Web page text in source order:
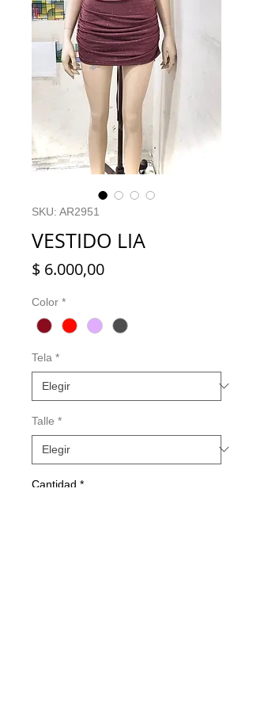
SKU: AR2951
VESTIDO LIA
$ 6.000,00Precio
Color *
Tela *
Talle *
Cantidad *